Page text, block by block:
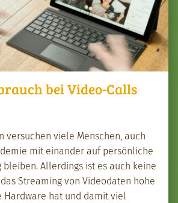
bei Video-Calls
ver­suchen viele Men­schen, auch
mit einan­der auf per­sön­liche
bleiben. Allerd­ings ist es auch keine
Stream­ing von Video­dat­en hohe
Hard­ware hat und damit viel